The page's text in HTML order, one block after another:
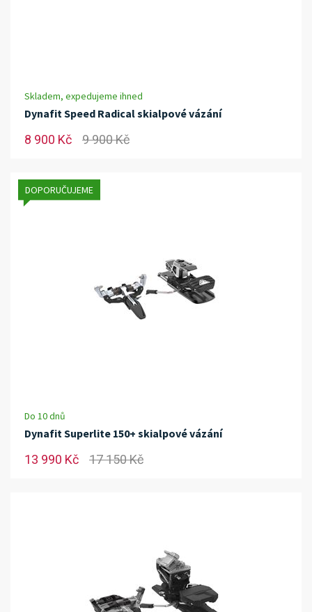
Skladem, expedujeme ihned
Dynafit Speed Radical skialpové vázání
8 900 Kč 9 900 Kč
DOPORUČUJEME
Do 10 dnů
Dynafit Superlite 150+ skialpové vázání
13 990 Kč 17 150 Kč